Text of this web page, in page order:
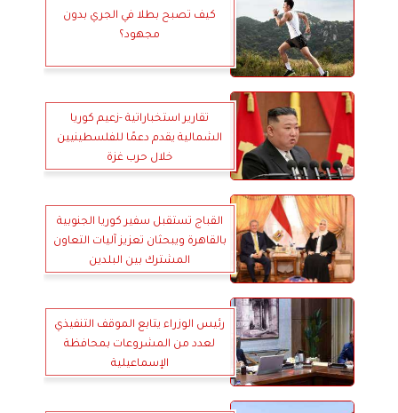
كيف تصبح بطلا في الجري بدون
مجهود؟
تقارير استخباراتية -زعيم كوريا
الشمالية يقدم دعمًا للفلسطينيين
خلال حرب غزة
القباج تستقبل سفير كوريا الجنوبية
بالقاهرة ويبحثان تعزيز آليات التعاون
المشترك بين البلدين
رئيس الوزراء يتابع الموقف التنفيذي
لعدد من المشروعات بمحافظة
الإسماعيلية